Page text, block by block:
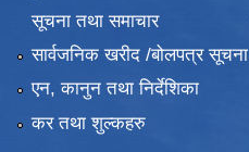
सूचना तथा समाचार
सार्वजनिक खरीद /बोलपत्र सूचना
एन, कानुन तथा निर्देशिका
कर तथा शुल्कहरु